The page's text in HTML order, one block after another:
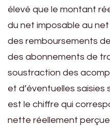
élevé que le montant
du net imposable au
des remboursements
des abonnements de
soustraction des
et d’éventuelles saisies
est le chiffre qui
nette réellement